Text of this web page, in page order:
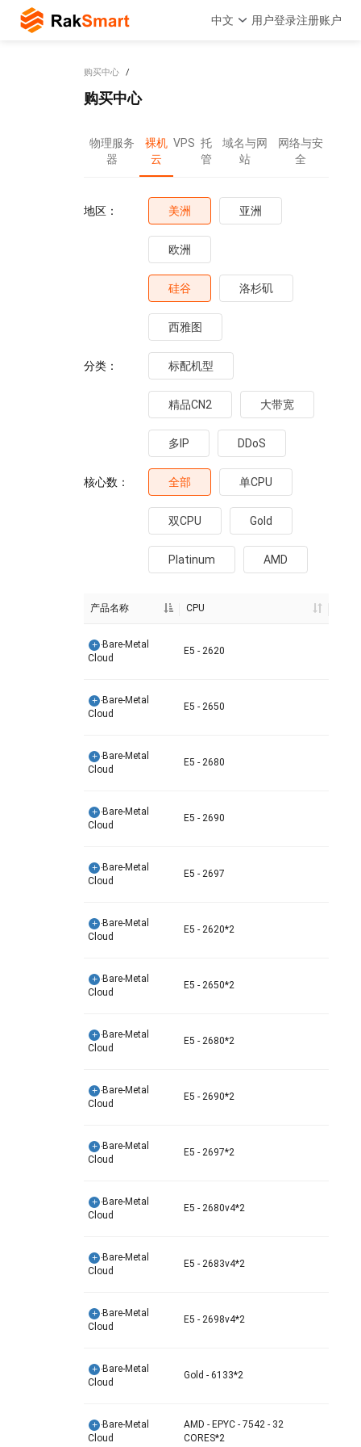
中文 用户登录注册账户
购买中心
购买中心
物理服务
器
裸机
云
VPS 托
管
域名与网
站
网络与安
全
地区： 美洲 亚洲
欧洲
硅谷 洛杉矶
西雅图
分类： 标配机型
精品CN2 大带宽
多IP DDoS
核心数： 全部 单CPU
双CPU Gold
Platinum AMD
产品名称 CPU
SV-Bare-Metal
Cloud
E5 - 2620
SV-Bare-Metal
Cloud
E5 - 2650
SV-Bare-Metal
Cloud
E5 - 2680
SV-Bare-Metal
Cloud
E5 - 2690
SV-Bare-Metal
Cloud
E5 - 2697
SV-Bare-Metal
Cloud
E5 - 2620*2
SV-Bare-Metal
Cloud
E5 - 2650*2
SV-Bare-Metal
Cloud
E5 - 2680*2
SV-Bare-Metal
Cloud
E5 - 2690*2
SV-Bare-Metal
Cloud
E5 - 2697*2
SV-Bare-Metal
Cloud
E5 - 2680v4*2
SV-Bare-Metal
Cloud
E5 - 2683v4*2
SV-Bare-Metal
Cloud
E5 - 2698v4*2
SV-Bare-Metal
Cloud
Gold - 6133*2
SV-Bare-Metal
Cloud
AMD - EPYC - 7542 - 32
CORES*2